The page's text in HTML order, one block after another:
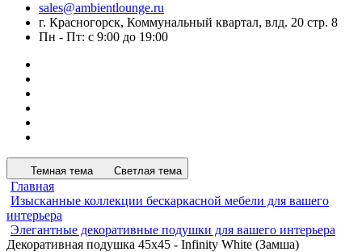
sales@ambientlounge.ru
г. Красногорск, Коммунальный квартал, влд. 20 стр. 8
Пн - Пт: с 9:00 до 19:00
Темная тема Светлая тема
Главная
Изысканные коллекции бескаркасной мебели для вашего
интерьера
Элегантные декоративные подушки для вашего интерьера
Декоративная подушка 45х45 - Infinity White (Замша)